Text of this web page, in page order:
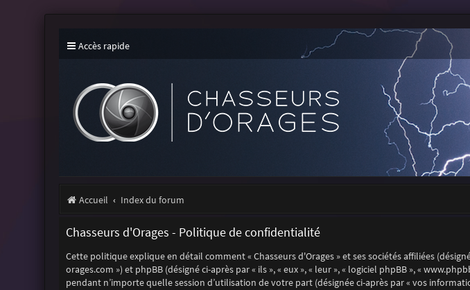
Accès rapide
Accueil Index du forum
Chasseurs d'Orages - Politique de confidentialité
Cette politique explique en détail comment « Chasseurs d'Orages » et ses sociétés affiliées
orages.com ») et phpBB (désigné ci-après par « ils », « eux », « leur », « logiciel phpBB », «
pendant n’importe quelle session d’utilisation de votre part (désignée ci-après par « vos